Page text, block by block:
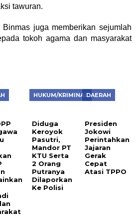
tawuran.
juga memberikan sejumlah
tokoh agama dan masyarakat
HUKUM/KRIMINAL
Diduga
Keroyok
Pasutri,
Mandor PT
KTU Serta
2 Orang
Putranya
Dilaporkan
Ke Polisi
DAERAH
Presiden
Jokowi
Perintahkan
Jajaran
Gerak
Cepat
Atasi TPPO